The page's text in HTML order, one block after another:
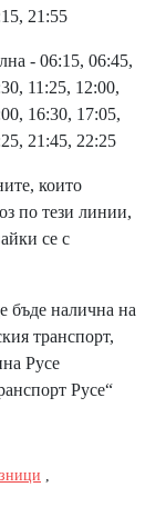
21:55
- 06:15, 06:45,
11:25, 12:00,
16:30, 17:05,
21:45, 22:25
които
по тези линии,
се с
бъде налична на
транспорт,
Русе
Русе“